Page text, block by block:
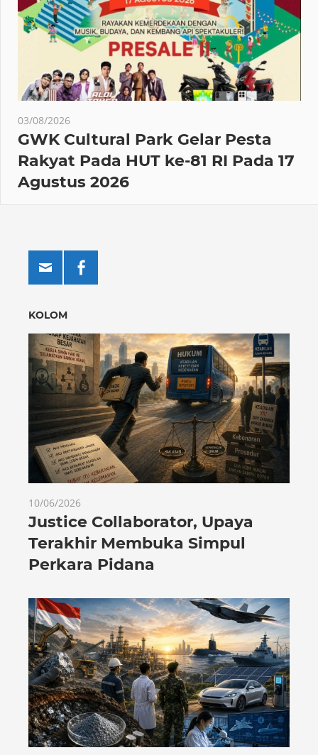
03/08/2026
GWK Cultural Park Gelar Pesta
Rakyat Pada HUT ke-81 RI Pada 17
Agustus 2026
KOLOM
10/06/2026
Justice Collaborator, Upaya
Terakhir Membuka Simpul
Perkara Pidana